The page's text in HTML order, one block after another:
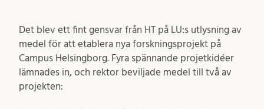
Det blev ett fint gensvar från HT på LU:s utlysning av
medel för att etablera nya forskningsprojekt på
Campus Helsingborg. Fyra spännande projetkidéer
lämnades in, och rektor beviljade medel till två av
projekten: